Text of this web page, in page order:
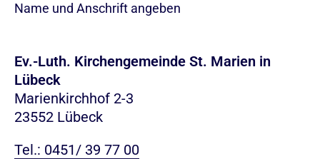
Name und Anschrift angeben
Ev.-Luth. Kirchengemeinde St. Marien in
Lübeck
Marienkirchhof 2-3
23552 Lübeck
Tel.: 0451/ 39 77 00